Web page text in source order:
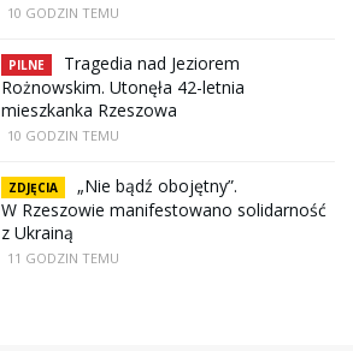
10 GODZIN TEMU
PILNE
Tragedia nad Jeziorem
Rożnowskim. Utonęła 42-letnia
mieszkanka Rzeszowa
10 GODZIN TEMU
ZDJĘCIA
„Nie bądź obojętny”.
W Rzeszowie manifestowano solidarność
z Ukrainą
11 GODZIN TEMU